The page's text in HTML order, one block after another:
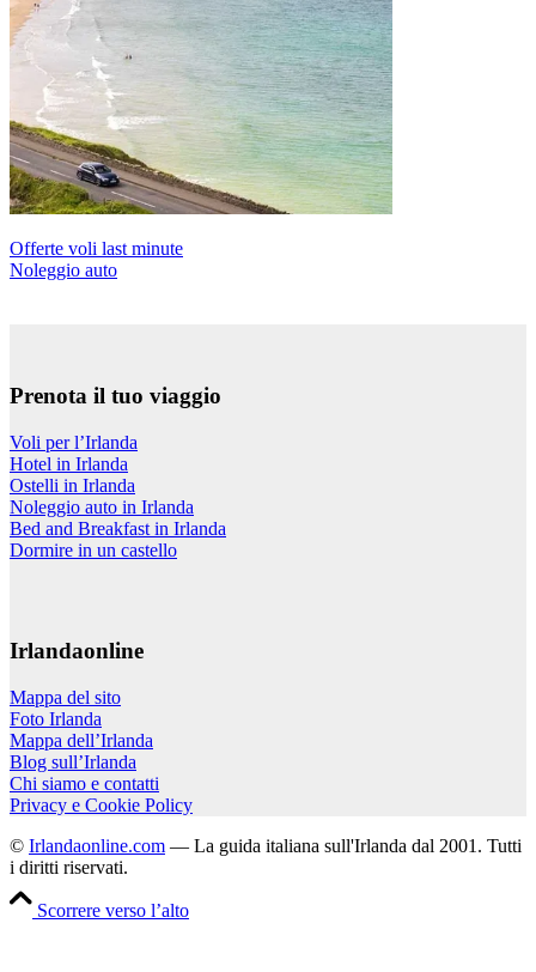
Offerte voli last minute
Noleggio auto
Prenota il tuo viaggio
Voli per l’Irlanda
Hotel in Irlanda
Ostelli in Irlanda
Noleggio auto in Irlanda
Bed and Breakfast in Irlanda
Dormire in un castello
Irlandaonline
Mappa del sito
Foto Irlanda
Mappa dell’Irlanda
Blog sull’Irlanda
Chi siamo e contatti
Privacy e Cookie Policy
© Irlandaonline.com — La guida italiana sull'Irlanda dal 2001. Tutti
i diritti riservati.
Scorrere verso l’alto